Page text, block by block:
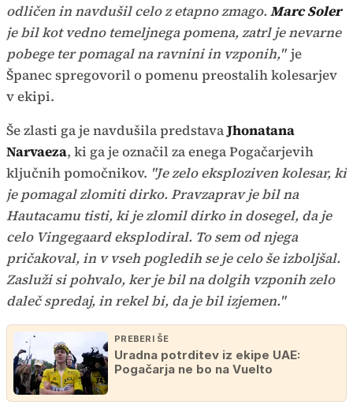
odličen in navdušil celo z etapno zmago.Marc Soler
je bil kot vedno temeljnega pomena, zatrl je nevarne
pobege ter pomagal na ravnini in vzponih," je
Španec spregovoril o pomenu preostalih kolesarjev
v ekipi.
Še zlasti ga je navdušila predstavaJhonatana
Narvaeza, ki ga je označil za enega Pogačarjevih
ključnih pomočnikov. "Je zelo eksploziven kolesar, ki
je pomagal zlomiti dirko. Pravzaprav je bil na
Hautacamu tisti, ki je zlomil dirko in dosegel, da je
celo Vingegaard eksplodiral. To sem od njega
pričakoval, in v vseh pogledih se je celo še izboljšal.
Zasluži si pohvalo, ker je bil na dolgih vzponih zelo
daleč spredaj, in rekel bi, da je bil izjemen."
PREBERI ŠE
Uradna potrditev iz ekipe UAE:
Pogačarja ne bo na Vuelto